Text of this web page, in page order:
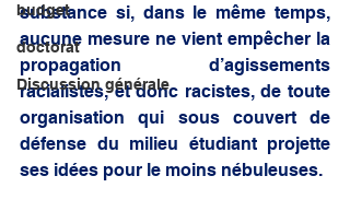
budget
doctorat
Discussion générale
substance si, dans le même temps,
aucune mesure ne vient empêcher la
propagation d’agissements
racialistes, et donc racistes, de toute
organisation qui sous couvert de
défense du milieu étudiant projette
ses idées pour le moins nébuleuses.